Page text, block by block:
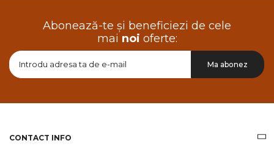
Abonează-te și beneficiezi de cele
mai noi oferte:
sa
informatii
Ma abonez
CONTACT INFO